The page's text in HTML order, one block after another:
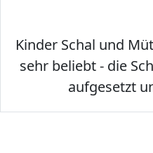
Kinder Schal und
sehr beliebt - die
aufgesetzt